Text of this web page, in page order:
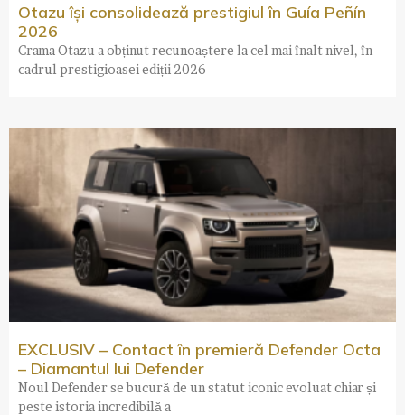
Otazu își consolidează prestigiul în Guía Peñín
2026
Crama Otazu a obținut recunoaștere la cel mai înalt nivel, în
cadrul prestigioasei ediții 2026
EXCLUSIV – Contact în premieră Defender Octa
– Diamantul lui Defender
Noul Defender se bucură de un statut iconic evoluat chiar și
peste istoria incredibilă a